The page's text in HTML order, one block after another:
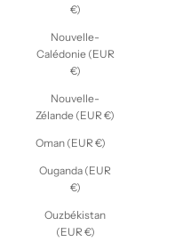
€)
Nouvelle-
Calédonie (EUR
€)
Nouvelle-
Zélande (EUR €)
Oman (EUR €)
Ouganda (EUR
€)
Ouzbékistan
(EUR €)